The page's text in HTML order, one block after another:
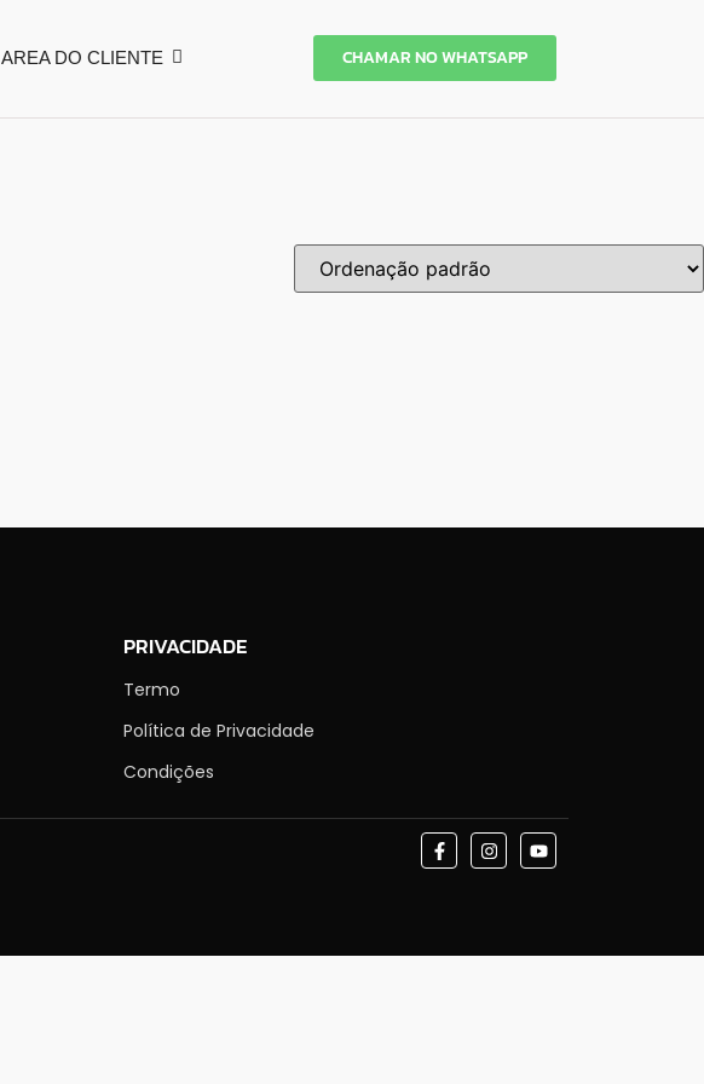
AREA DO CLIENTE CHAMAR NO WHATSAPP
PRIVACIDADE
Termo
Política de Privacidade
Condições